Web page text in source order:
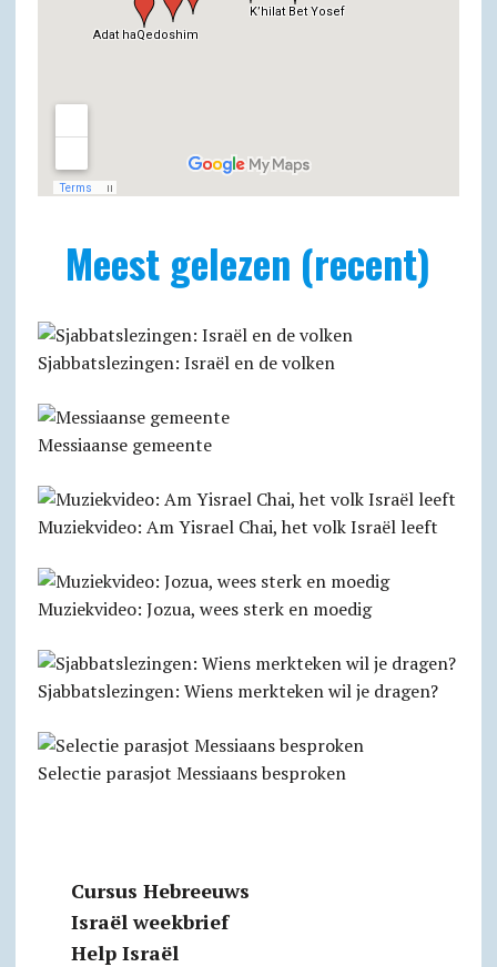
Meest gelezen (recent)
Sjabbatslezingen: Israël en de volken
Messiaanse gemeente
Muziekvideo: Am Yisrael Chai, het volk Israël leeft
Muziekvideo: Jozua, wees sterk en moedig
Sjabbatslezingen: Wiens merkteken wil je dragen?
Selectie parasjot Messiaans besproken
Cursus Hebreeuws
Israël weekbrief
Help Israël